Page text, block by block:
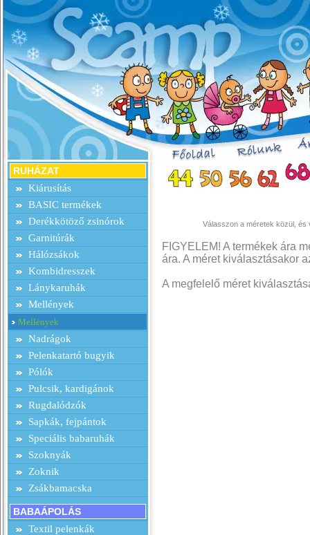
RUHÁZAT
Kiárusítás
BASIC termékek
Derékkötöző zsinórok
Garnitúrák
Hálózsákok
Kombidresszek
Lánykaruhák
Mellények
Mellények
Nadrágok
Pelenkatartó bugyik
Pólók
Pulcsik, kardigánok
Rugdalódzók
Sapkák, fejpántok
Speciális babaruhák
Szoknyák
Zoknik
Zsákbamacska
BABAÁPOLÁS
Textil pelenkák
Válasszon a méretek közül, és
FIGYELEM! A termékek ára
ára. A méret kiválasztásakor
A megfelelő méret